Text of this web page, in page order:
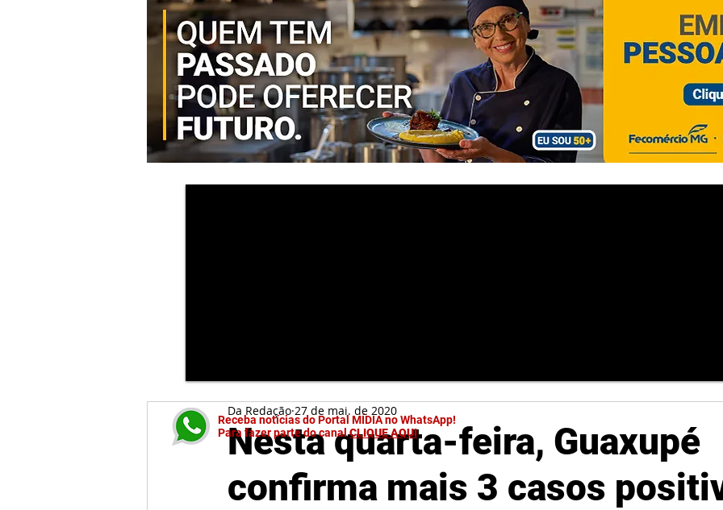
Nesta quarta-feira, Guaxupé
confirma mais 3 casos
Da Redação 27 de mai. de 2020
Receba notícias do Portal MÍDIA no WhatsApp!
Para fazer parte do canalCLIQUE AQUI